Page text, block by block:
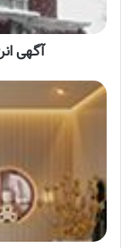
آگهی
آگهی
محصولات
دستشویی
رووف